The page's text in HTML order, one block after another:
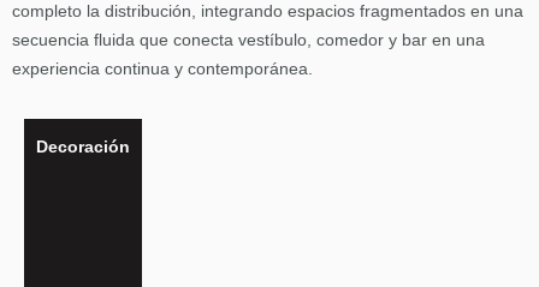
completo la distribución, integrando espacios fragmentados en una
secuencia fluida que conecta vestíbulo, comedor y bar en una
experiencia continua y contemporánea.
Decoración